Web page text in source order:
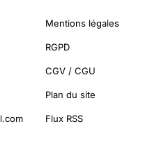
Mentions légales
RGPD
CGV / CGU
Plan du site
Flux RSS